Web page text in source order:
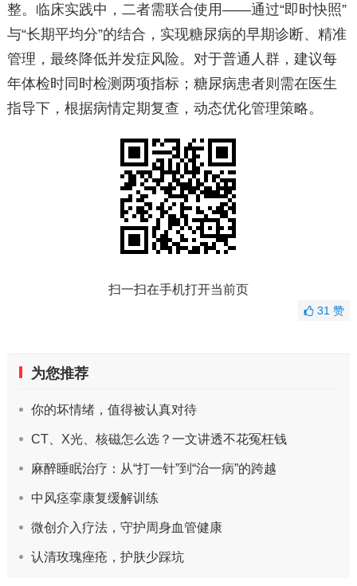
整。临床实践中，二者需联合使用——通过“即时快照”
与“长期平均分”的结合，实现糖尿病的早期诊断、精准
管理，最终降低并发症风险。对于普通人群，建议每
年体检时同时检测两项指标；糖尿病患者则需在医生
指导下，根据病情定期复查，动态优化管理策略。
扫一扫在手机打开当前页
31赞
为您推荐
你的坏情绪，值得被认真对待
CT、X光、核磁怎么选？一文讲透不花冤枉钱
麻醉睡眠治疗：从“打一针”到“治一病”的跨越
中风痉挛康复缓解训练
微创介入疗法，守护周身血管健康
认清玫瑰痤疮，护肤少踩坑